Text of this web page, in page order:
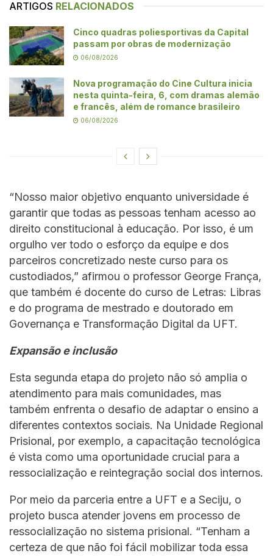
ARTIGOS RELACIONADOS
Cinco quadras poliesportivas da Capital
passam por obras de modernização
06/08/2026
Nova programação do Cine Cultura inicia
nesta quinta-feira, 6, com dramas alemão
e francês, além de romance brasileiro
06/08/2026
“Nosso maior objetivo enquanto universidade é
garantir que todas as pessoas tenham acesso ao
direito constitucional à educação. Por isso, é um
orgulho ver todo o esforço da equipe e dos
parceiros concretizado neste curso para os
custodiados,” afirmou o professor George França,
que também é docente do curso de Letras: Libras
e do programa de mestrado e doutorado em
Governança e Transformação Digital da UFT.
Expansão e inclusão
Esta segunda etapa do projeto não só amplia o
atendimento para mais comunidades, mas
também enfrenta o desafio de adaptar o ensino a
diferentes contextos sociais. Na Unidade Regional
Prisional, por exemplo, a capacitação tecnológica
é vista como uma oportunidade crucial para a
ressocialização e reintegração social dos internos.
Por meio da parceria entre a UFT e a Seciju, o
projeto busca atender jovens em processo de
ressocialização no sistema prisional. “Tenham a
certeza de que não foi fácil mobilizar toda essa